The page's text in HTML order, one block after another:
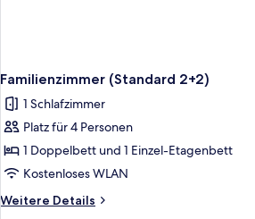
Familienzimmer (Standard 2+2)
1 Schlafzimmer
Platz für 4 Personen
1 Doppelbett und 1 Einzel-Etagenbett
Kostenloses WLAN
Weitere Details
Weitere